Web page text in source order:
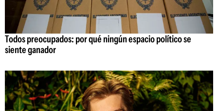
Todos preocupados: por qué ningún espacio político se
siente ganador